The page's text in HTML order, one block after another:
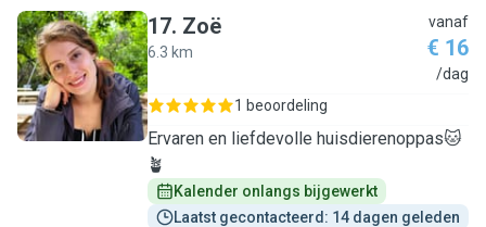
Z
17. Zoë
6.3 km
vanaf
€ 16
/dag
1 beoordeling
Ervaren en liefdevolle huisdierenoppas🐱
🪴
Kalender onlangs bijgewerkt
Laatst gecontacteerd: 14 dagen geleden